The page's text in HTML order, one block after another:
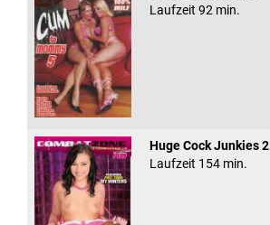
Laufzeit 92 min.
Huge Cock Junkies 2
Laufzeit 154 min.